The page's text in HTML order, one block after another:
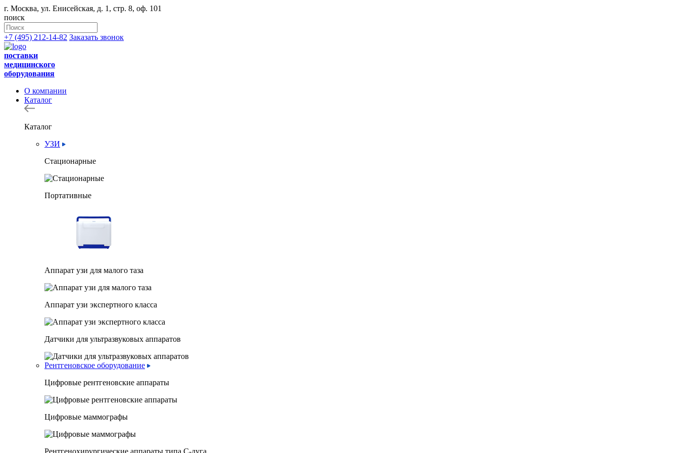
г. Москва, ул. Енисейская, д. 1, стр. 8, оф. 101
поиск
+7 (495) 212-14-82 Заказать звонок
поставки
медицинского
оборудования
О компании
Каталог
Каталог
УЗИ
Стационарные
Портативные
Аппарат узи для малого таза
Аппарат узи экспертного класса
Датчики для ультразвуковых аппаратов
Рентгеновское оборудование
Цифровые рентгеновские аппараты
Цифровые маммографы
Рентгенохирургические аппараты типа C-дуга